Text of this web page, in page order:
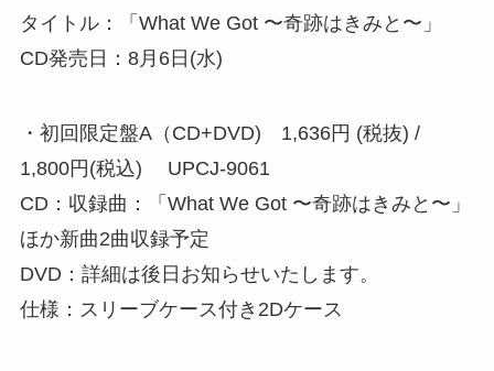
タイトル：「What We Got 〜奇跡はきみと〜」
CD発売日：8月6日(水)
・初回限定盤A（CD+DVD) 1,636円 (税抜) /
1,800円(税込) UPCJ-9061
CD：収録曲：「What We Got 〜奇跡はきみと〜」
ほか新曲2曲収録予定
DVD：詳細は後日お知らせいたします。
仕様：スリーブケース付き2Dケース